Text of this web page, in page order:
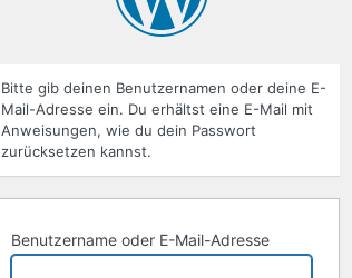
Bitte gib deinen Benutzernamen oder deine E-
Mail-Adresse ein. Du erhältst eine E-Mail mit
Anweisungen, wie du dein Passwort
zurücksetzen kannst.
Benutzername oder E-Mail-Adresse